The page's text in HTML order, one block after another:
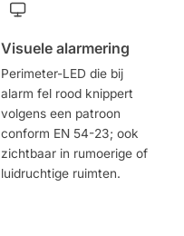
Visuele alarmering
Perimeter-LED die bij
alarm fel rood knippert
volgens een patroon
conform EN 54-23; ook
zichtbaar in rumoerige of
luidruchtige ruimten.